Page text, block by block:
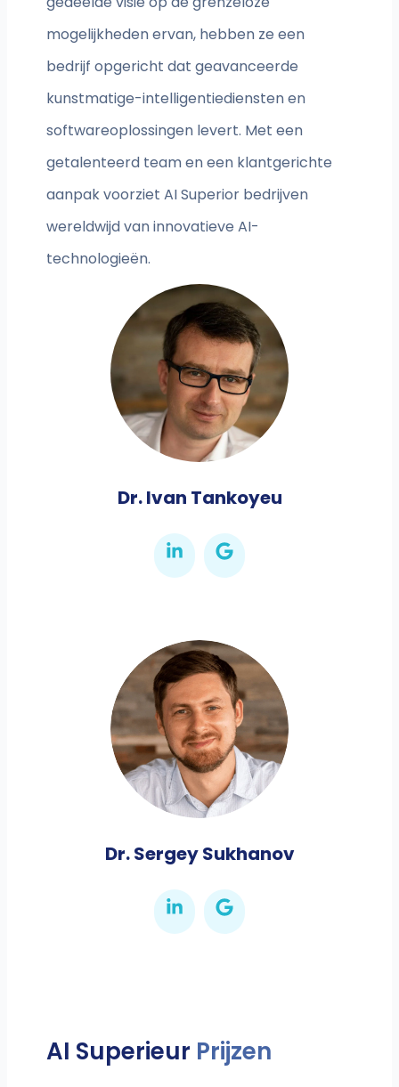
mogelijkheden ervan, hebben ze een
bedrijf opgericht dat geavanceerde
kunstmatige-intelligentiediensten en
softwareoplossingen levert. Met een
getalenteerd team en een klantgerichte
aanpak voorziet AI Superior bedrijven
wereldwijd van innovatieve AI-
technologieën.
Dr. Ivan Tankoyeu
Dr. Sergey Sukhanov
AI Superieur Prijzen